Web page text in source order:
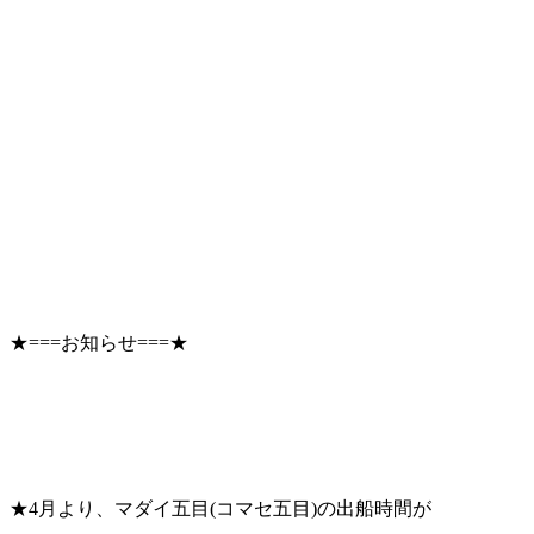
★===お知らせ===★
★4月より、マダイ五目(コマセ五目)の出船時間が